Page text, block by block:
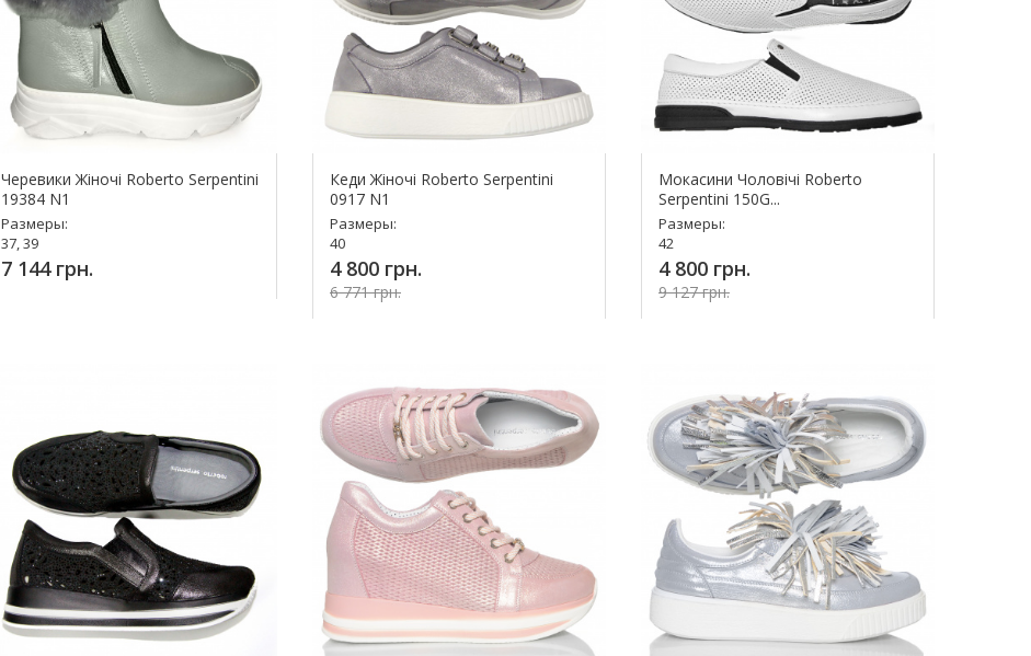
Черевики Жіночі Roberto Serpentini
19384 N1
Размеры:
37, 39
7 144 грн.
Кеди Жіночі Roberto Serpentini
0917 N1
Размеры:
40
4 800 грн.
6 771 грн.
Мокасини Чоловічі Roberto
Serpentini 150G...
Размеры:
42
4 800 грн.
9 127 грн.